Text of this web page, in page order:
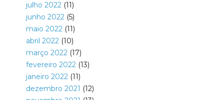
julho 2022(11)
junho 2022(5)
maio 2022(11)
abril 2022(10)
março 2022(17)
fevereiro 2022(13)
janeiro 2022(11)
dezembro 2021 (12)